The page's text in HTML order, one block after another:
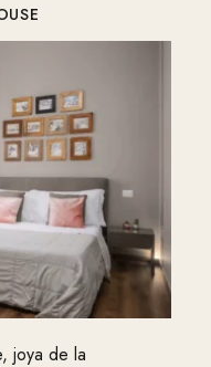
joya de la